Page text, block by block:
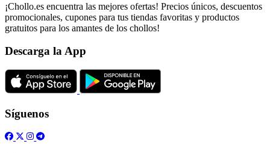
¡Chollo.es encuentra las mejores ofertas! Precios únicos, descuentos
promocionales, cupones para tus tiendas favoritas y productos
gratuitos para los amantes de los chollos!
Descarga la App
Síguenos